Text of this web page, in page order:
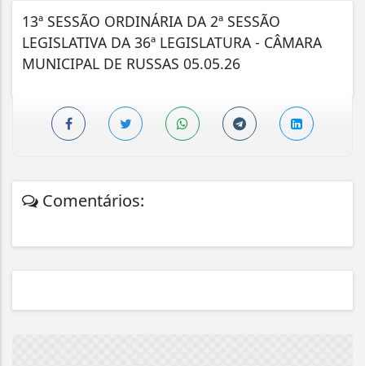
13ª SESSÃO ORDINÁRIA DA 2ª SESSÃO
LEGISLATIVA DA 36ª LEGISLATURA - CÂMARA
MUNICIPAL DE RUSSAS 05.05.26
Comentários: